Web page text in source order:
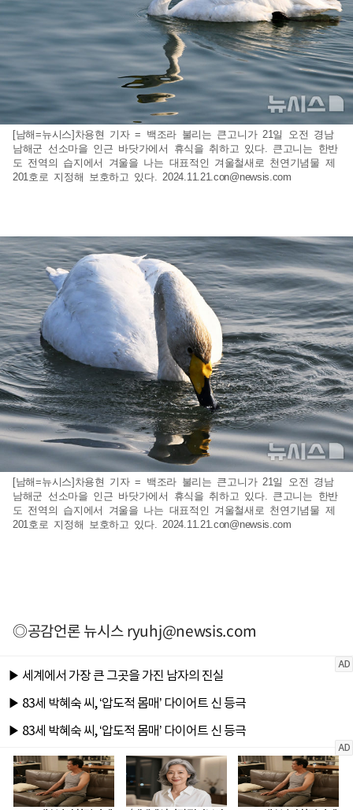
[남해=뉴시스]차용현 기자 = 백조라 불리는 큰고니가 21일 오전 경남
남해군 선소마을 인근 바닷가에서 휴식을 취하고 있다. 큰고니는 한반
도 전역의 습지에서 겨울을 나는 대표적인 겨울철새로 천연기념물 제
201호로 지정해 보호하고 있다.2024.11.21.con@newsis.com
[남해=뉴시스]차용현 기자 = 백조라 불리는 큰고니가 21일 오전 경남
남해군 선소마을 인근 바닷가에서 휴식을 취하고 있다. 큰고니는 한반
도 전역의 습지에서 겨울을 나는 대표적인 겨울철새로 천연기념물 제
201호로 지정해 보호하고 있다. 2024.11.21.con@newsis.com
◎공감언론 뉴시스ryuhj@newsis.com